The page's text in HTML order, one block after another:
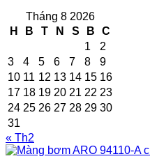
Tháng 8 2026
H
B T N S B
C
1
2
3
4 5 6 7 8
9
10 11 12 13 14 15 16
17 18 19 20 21 22 23
24 25 26 27 28 29 30
31
« Th2